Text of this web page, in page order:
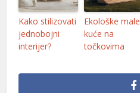
Kako stilizovati
jednobojni
interijer?
Ekološke male
kuće na
točkovima